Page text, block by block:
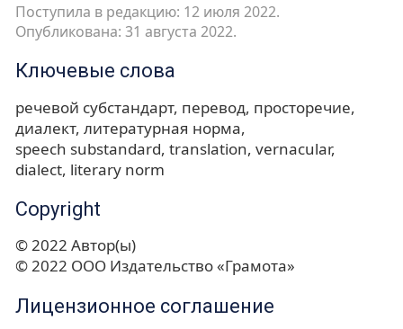
Поступила в редакцию: 12 июля 2022.
Опубликована: 31 августа 2022.
Ключевые слова
речевой субстандарт перевод просторечие
диалект литературная норма
speech substandard translation vernacular
dialect literary norm
Copyright
© 2022 Автор(ы)
© 2022 ООО Издательство «Грамота»
Лицензионное соглашение